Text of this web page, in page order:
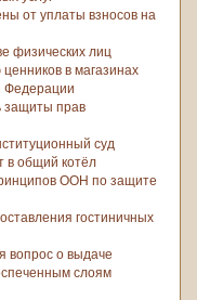
от уплаты взносов на
физических лиц
в магазинах
Федерации
защиты прав
суд
в общий котёл
ООН по защите
гостиничных
вопрос о выдаче
слоям